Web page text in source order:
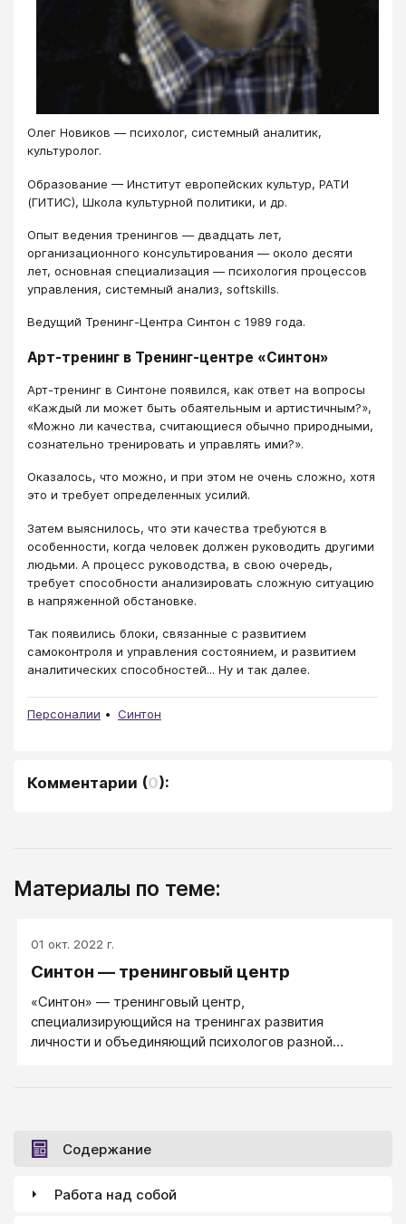
Олег Новиков — психолог, системный аналитик,
культуролог.
Образование — Институт европейских культур, РАТИ
(ГИТИС), Школа культурной политики, и др.
Опыт ведения тренингов — двадцать лет,
организационного консультирования — около десяти
лет, основная специализация — психология процессов
управления, системный анализ, softskills.
Ведущий Тренинг-Центра Синтон с 1989 года.
Арт-тренинг в Тренинг-центре «Синтон»
Арт-тренинг в Синтоне появился, как ответ на вопросы
«Каждый ли может быть обаятельным и артистичным?»,
«Можно ли качества, считающиеся обычно природными,
сознательно тренировать и управлять ими?».
Оказалось, что можно, и при этом не очень сложно, хотя
это и требует определенных усилий.
Затем выяснилось, что эти качества требуются в
особенности, когда человек должен руководить другими
людьми. А процесс руководства, в свою очередь,
требует способности анализировать сложную ситуацию
в напряженной обстановке.
Так появились блоки, связанные с развитием
самоконтроля и управления состоянием, и развитием
аналитических способностей... Ну и так далее.
Персоналии Синтон
Комментарии (0):
Материалы по теме:
01 окт. 2022 г.
Синтон — тренинговый центр
«Синтон» — тренинговый центр,
специализирующийся на тренингах развития
личности и объединяющий психологов разной
Содержание
Работа над собой